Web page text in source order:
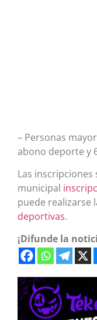
– Personas
abono deporte y
Las inscripciones
municipal
puede realizarse
deportivas.
¡Difunde la